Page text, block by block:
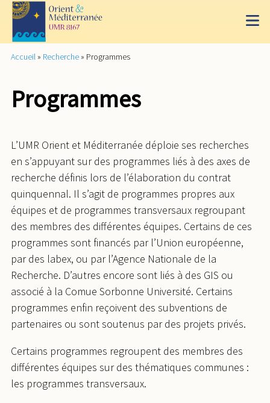
Accueil » Recherche » Programmes
Programmes
L’UMR Orient et Méditerranée déploie ses recherches
en s’appuyant sur des programmes liés à des axes de
recherche définis lors de l’élaboration du contrat
quinquennal. Il s’agit de programmes propres aux
équipes et de programmes transversaux regroupant
des membres des différentes équipes. Certains de ces
programmes sont financés par l’Union européenne,
par des labex, ou par l’Agence Nationale de la
Recherche. D’autres encore sont liés à des GIS ou
associé à la Comue Sorbonne Université. Certains
programmes enfin reçoivent des subventions de
partenaires ou sont soutenus par des projets privés.
Certains programmes regroupent des membres des
différentes équipes sur des thématiques communes :
les programmes transversaux.